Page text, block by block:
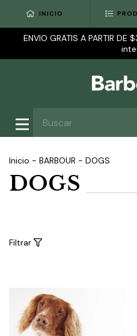
INICIO
ENVIO GRATIS A PARTIR
Inicio - BARBOUR - DOGS
DOGS
Filtrar